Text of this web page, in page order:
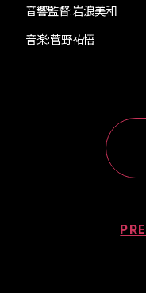
音響監督:岩浪美和
音楽:菅野祐悟